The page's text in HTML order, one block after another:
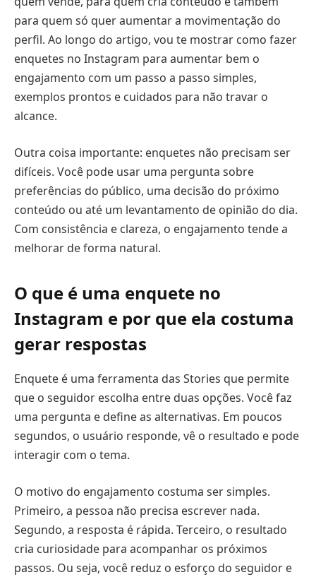
para quem só quer aumentar a movimentação do
perfil. Ao longo do artigo, vou te mostrar como fazer
enquetes no Instagram para aumentar bem o
engajamento com um passo a passo simples,
exemplos prontos e cuidados para não travar o
alcance.
Outra coisa importante: enquetes não precisam ser
difíceis. Você pode usar uma pergunta sobre
preferências do público, uma decisão do próximo
conteúdo ou até um levantamento de opinião do dia.
Com consistência e clareza, o engajamento tende a
melhorar de forma natural.
O que é uma enquete no
Instagram e por que ela costuma
gerar respostas
Enquete é uma ferramenta das Stories que permite
que o seguidor escolha entre duas opções. Você faz
uma pergunta e define as alternativas. Em poucos
segundos, o usuário responde, vê o resultado e pode
interagir com o tema.
O motivo do engajamento costuma ser simples.
Primeiro, a pessoa não precisa escrever nada.
Segundo, a resposta é rápida. Terceiro, o resultado
cria curiosidade para acompanhar os próximos
passos. Ou seja, você reduz o esforço do seguidor e